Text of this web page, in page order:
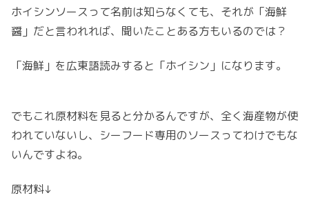
ホイシンソースって名前は知らなくても、それが「海鮮
醤」だと言われれば、聞いたことある方もいるのでは？
「海鮮」を広東語読みすると「ホイシン」になります。
でもこれ原材料を見ると分かるんですが、全く海産物が使
われていないし、シーフード専用のソースってわけでもな
いんですよね。
原材料↓